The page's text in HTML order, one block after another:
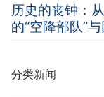
历史的丧钟：
的“空降部队”
分类新闻